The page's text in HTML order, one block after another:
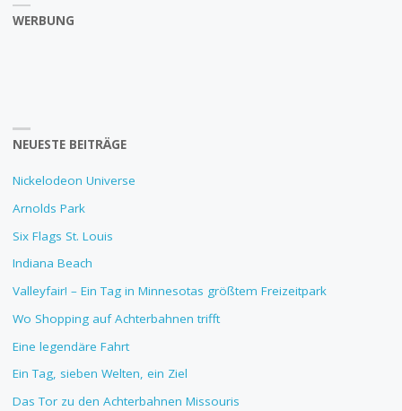
WERBUNG
NEUESTE BEITRÄGE
Nickelodeon Universe
Arnolds Park
Six Flags St. Louis
Indiana Beach
Valleyfair! – Ein Tag in Minnesotas größtem Freizeitpark
Wo Shopping auf Achterbahnen trifft
Eine legendäre Fahrt
Ein Tag, sieben Welten, ein Ziel
Das Tor zu den Achterbahnen Missouris